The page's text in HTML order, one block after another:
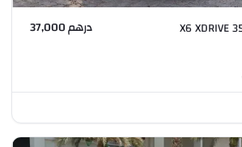
درهم 37,000